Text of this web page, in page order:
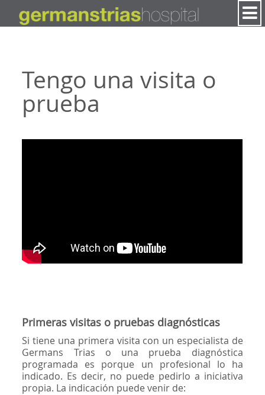
Tengo una visita o
prueba
Primeras visitas o pruebas diagnósticas
Si tiene una primera visita con un especialista de
Germans Trias o una prueba diagnóstica
programada es porque un profesional lo ha
indicado. Es decir, no puede pedirlo a iniciativa
propia. La indicación puede venir de: